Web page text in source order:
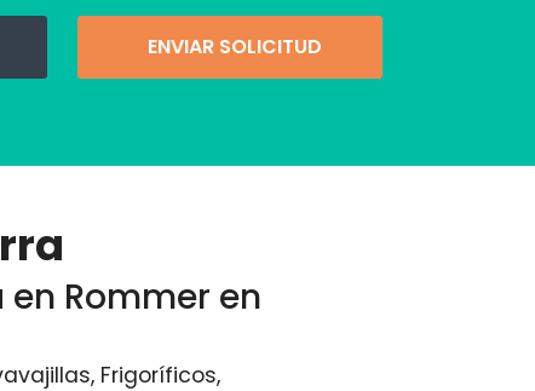
ENVIAR SOLICITUD
Rommer en
Frigoríficos,